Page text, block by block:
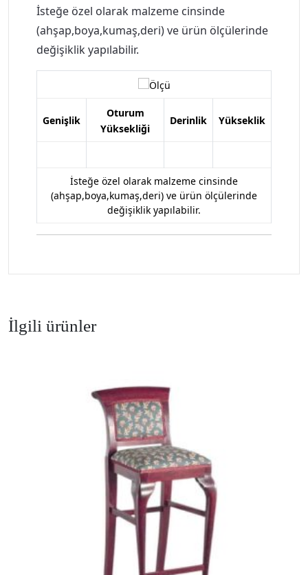
İsteğe özel olarak malzeme cinsinde
(ahşap,boya,kumaş,deri) ve ürün ölçülerinde
değişiklik yapılabilir.
Genişlik
Oturum
Yüksekliği
Derinlik Yükseklik
İsteğe özel olarak malzeme cinsinde
(ahşap,boya,kumaş,deri) ve ürün ölçülerinde
değişiklik yapılabilir.
İlgili ürünler